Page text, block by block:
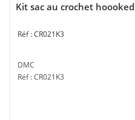
Kit sac au crochet
CR021K3
DMC
Réf : CR021K3